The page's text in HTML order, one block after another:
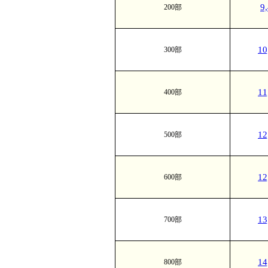
200部
300部
400部
500部
600部
700部
800部